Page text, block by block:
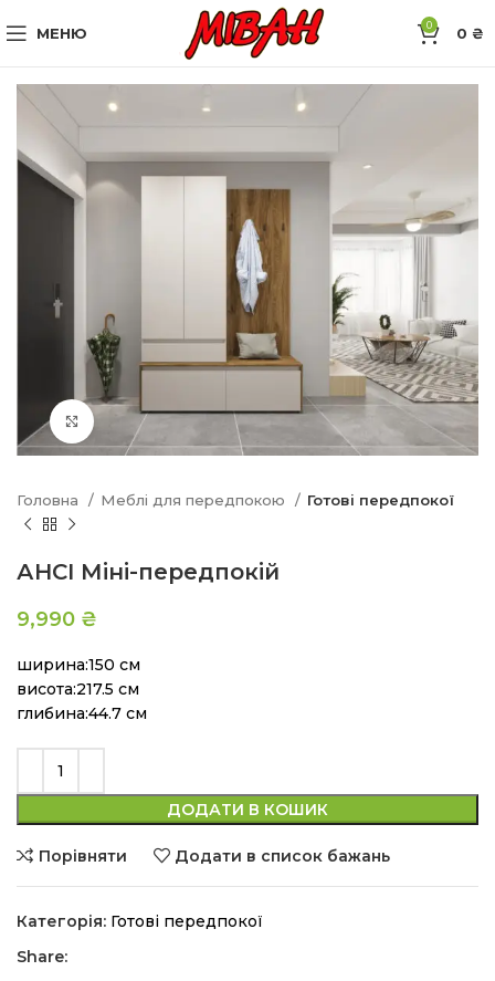
МЕНЮ 0 0 ₴
Натисніть, щоб збільшити
Головна Меблі для передпокою Готові передпокої
АНСІ Міні-передпокій
9,990 ₴
ширина:150 см
висота:217.5 см
глибина:44.7 см
ДОДАТИ В КОШИК
Порівняти Додати в список бажань
Категорія: Готові передпокої
Share: